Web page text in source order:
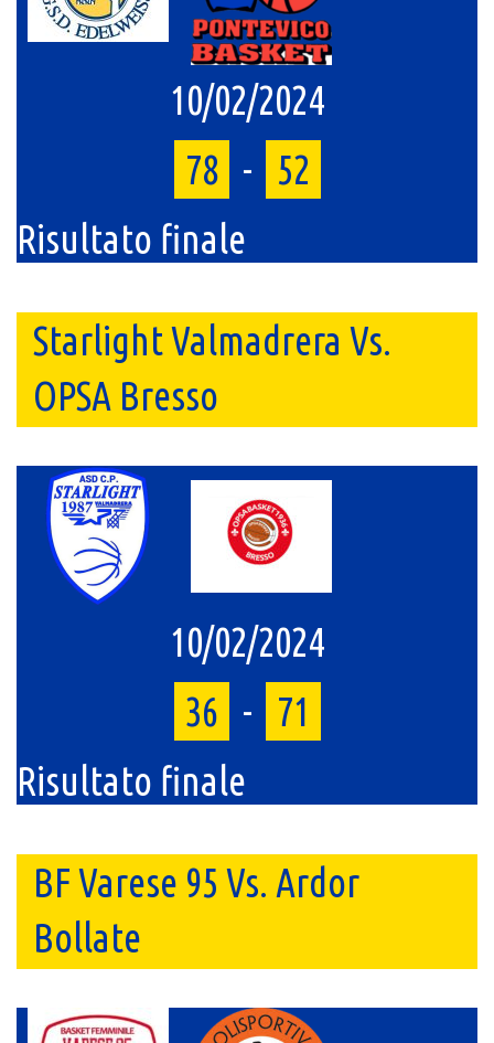
10/02/2024
78 -
52
Risultato finale
Starlight Valmadrera Vs.
OPSA Bresso
10/02/2024
36 -
71
Risultato finale
BF Varese 95 Vs. Ardor
Bollate